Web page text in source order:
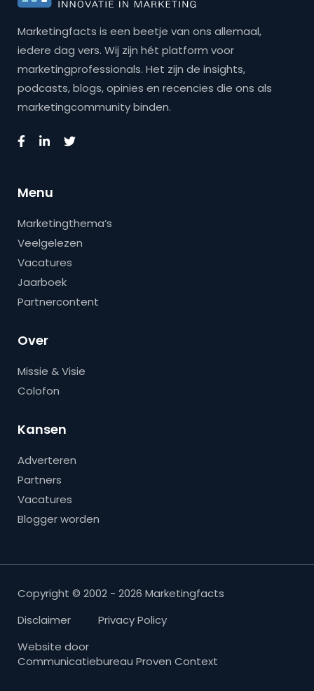
Marketingfacts is een beetje van ons allemaal,
iedere dag vers. Wij zijn hét platform voor
marketingprofessionals. Het zijn de insights,
podcasts, blogs, opinies en recencies die ons als
marketingcommunity binden.
Menu
Marketingthema’s
Veelgelezen
Vacatures
Jaarboek
Partnercontent
Over
Missie & Visie
Colofon
Kansen
Adverteren
Partners
Vacatures
Blogger worden
Copyright © 2002 - 2026 Marketingfacts
Disclaimer
Privacy Policy
Website door
Communicatiebureau Proven Context